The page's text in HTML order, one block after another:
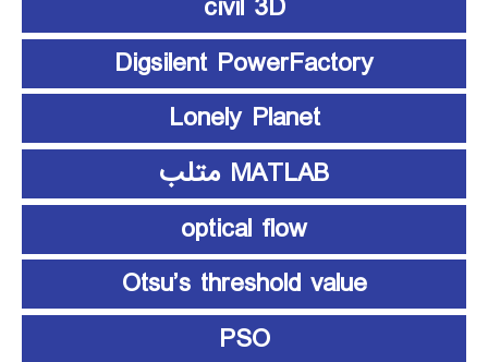
Digsilent PowerFactory
Lonely Planet
MATLAB متلب
optical flow
Otsu’s threshold value
PSO